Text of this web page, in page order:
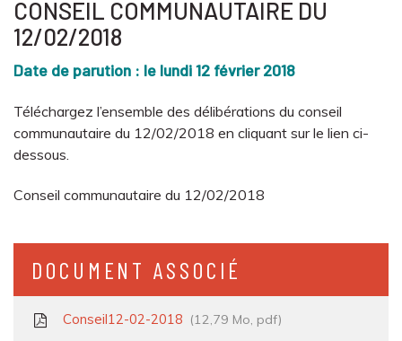
CONSEIL COMMUNAUTAIRE DU
12/02/2018
Date de parution : le lundi 12 février 2018
Téléchargez l’ensemble des délibérations du conseil
communautaire du 12/02/2018 en cliquant sur le lien ci-
dessous.
Conseil communautaire du 12/02/2018
DOCUMENT ASSOCIÉ
Conseil12-02-2018 12,79 Mo, pdf